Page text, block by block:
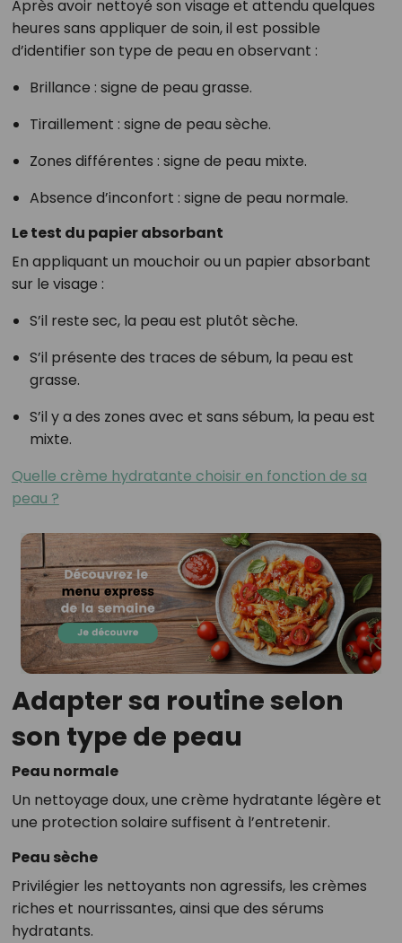
Après avoir nettoyé son visage et attendu quelques
heures sans appliquer de soin, il est possible
d’identifier son type de peau en observant :
Brillance : signe de peau grasse.
Tiraillement : signe de peau sèche.
Zones différentes : signe de peau mixte.
Absence d’inconfort : signe de peau normale.
Le test du papier absorbant
En appliquant un mouchoir ou un papier absorbant
sur le visage :
S’il reste sec, la peau est plutôt sèche.
S’il présente des traces de sébum, la peau est
grasse.
S’il y a des zones avec et sans sébum, la peau est
mixte.
Quelle crème hydratante choisir en fonction de sa
peau ?
Adapter sa routine selon
son type de peau
Peau normale
Un nettoyage doux, une crème hydratante légère et
une protection solaire suffisent à l’entretenir.
Peau sèche
Privilégier les nettoyants non agressifs, les crèmes
riches et nourrissantes, ainsi que des sérums
hydratants.